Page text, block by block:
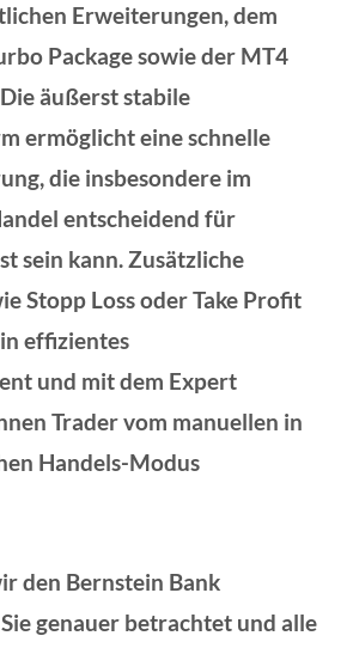
Erweiterungen, dem
Package sowie der MT4
äußerst stabile
ermöglicht eine schnelle
die insbesondere im
entscheidend für
sein kann. Zusätzliche
Stopp Loss oder Take Profit
effizientes
und mit dem Expert
Trader vom manuellen in
Handels-Modus
den Bernstein Bank
genauer betrachtet und alle